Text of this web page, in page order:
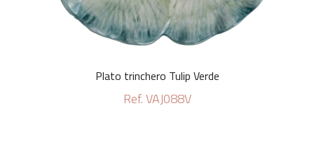
Plato trinchero Tulip Verde
Ref. VAJ088V